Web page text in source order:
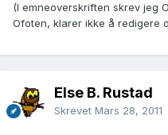
(I emneoverskriften skrev jeg
Ofoten, klarer ikke å redigere
Else B. Rustad
Skrevet Mars 28, 2011